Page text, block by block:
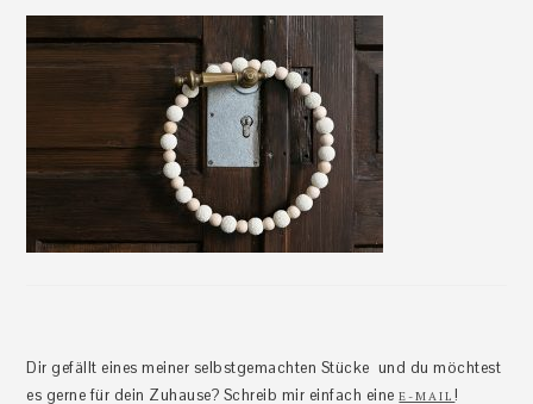
Dir gefällt eines meiner selbstgemachten Stücke und du möchtest
es gerne für dein Zuhause? Schreib mir einfach eineE-MAIL!